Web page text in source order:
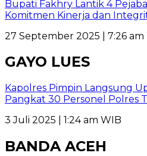
Bupati Fakhry Lantik 4
Komitmen Kinerja dan
27 September 2025 | 7:26 am
GAYO LUES
Kapolres Pimpin Langsung
Pangkat 30 Personel Polres
3 Juli 2025 | 1:24 am WIB
BANDA ACEH